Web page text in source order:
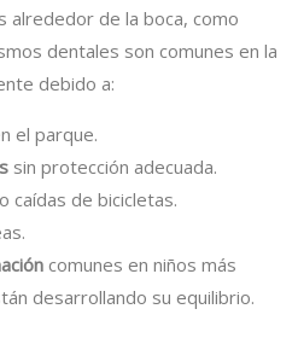
alrededor de la boca, como
dentales son comunes en la
debido a:
el parque.
sin protección adecuada.
o caídas de bicicletas.
comunes en niños más
desarrollando su equilibrio.